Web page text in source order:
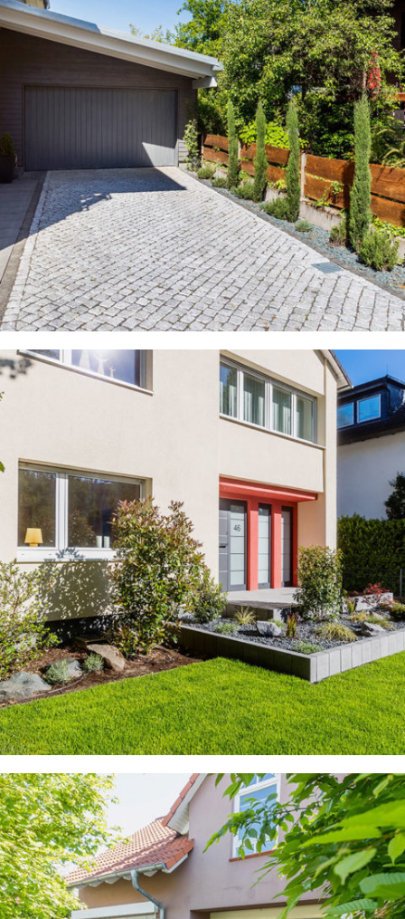
Wann passt es Ihnen?
Teilen Sie uns mit, wann wir Sie am Besten erreichen
können. Wir melden uns bei Ihnen und finden einen
Termin für Ihre Beratung.
GEPFLASTERTE HOFEINFAHRT MIT SCHÖNEM GRÜNSTREIFEN
ROLLRASEN MIT TERRASSENEINFASSUNG